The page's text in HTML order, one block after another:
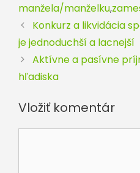
manžela/manželku,
Konkurz a likvidácia
je jednoduchší a lacnejší
Aktívne a pasívne
hľadiska
Vložiť komentár